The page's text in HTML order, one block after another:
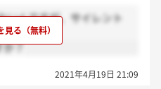
いんですが、サイレント
か？
2021年4月19日 21:09